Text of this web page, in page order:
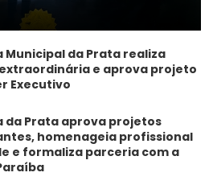
Municipal da Prata realiza
e aprova projeto
Executivo
da Prata aprova projetos
homenageia profissional
e formaliza parceria com a